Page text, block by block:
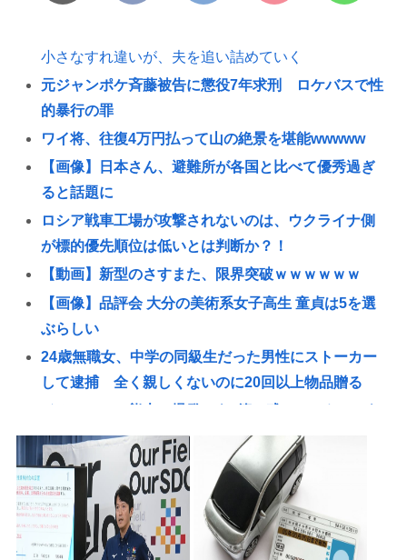
小さなすれ違いが、夫を追い詰めていく
元ジャンポケ斉藤被告に懲役7年求刑 ロケバスで性
的暴行の罪
ワイ将、往復4万円払って山の絶景を堪能wwwww
【画像】日本さん、避難所が各国と比べて優秀過ぎ
ると話題に
ロシア戦車工場が攻撃されないのは、ウクライナ側
が標的優先順位は低いとは判断か？！
【動画】新型のさすまた、限界突破ｗｗｗｗｗｗ
【画像】品評会 大分の美術系女子高生 童貞は5を選
ぶらしい
24歳無職女、中学の同級生だった男性にストーカー
して逮捕 全く親しくないのに20回以上物品贈る
が漏れたことが原因か 経産省が全国の大規模施設で
ガス供給設備の点検要請
【悲報】NHK職員さん、番組出演者から性被害に遭
う・・・・・・・・・
【朗報】最近のワンピース、20年やってた話なんだ